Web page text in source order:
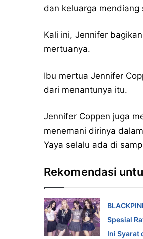
dan keluarga mendiang
Kali ini, Jennifer
mertuanya.
Ibu mertua Jennifer
dari menantunya itu.
Jennifer Coppen juga
menemani dirinya
Yaya selalu ada di
Rekomendasi
Spesial
Ini Syarat